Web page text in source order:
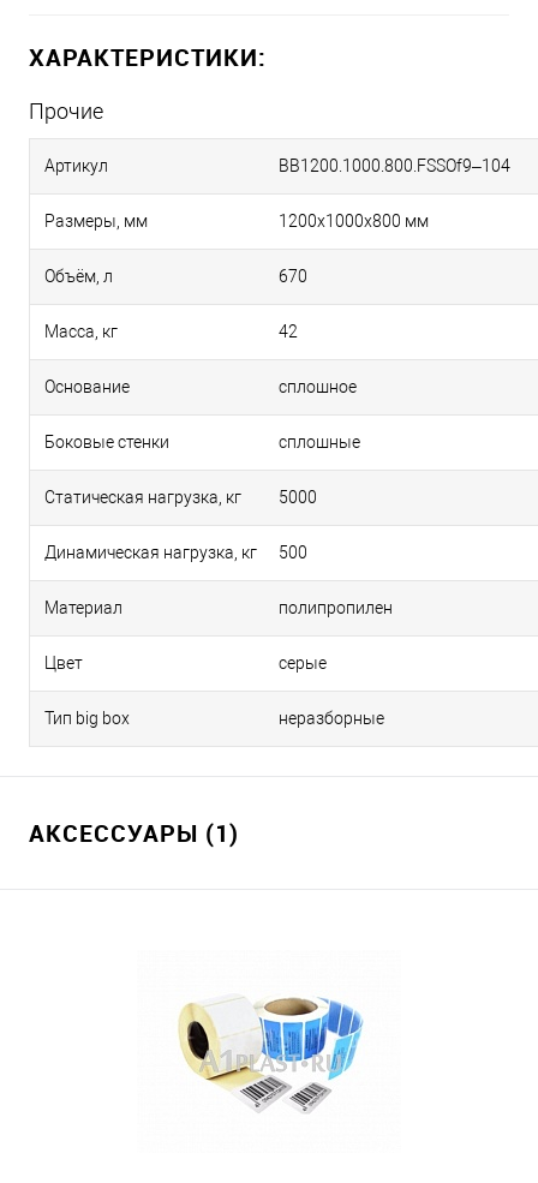
ХАРАКТЕРИСТИКИ:
Прочие
Артикул BB1200.1000.800.FSSOf9–104
Размеры, мм 1200x1000x800 мм
Объём, л 670
Масса, кг 42
Основание сплошное
Боковые стенки сплошные
Статическая нагрузка, кг 5000
Динамическая нагрузка, кг 500
Материал полипропилен
Цвет серые
Тип big box неразборные
АКСЕССУАРЫ (1)